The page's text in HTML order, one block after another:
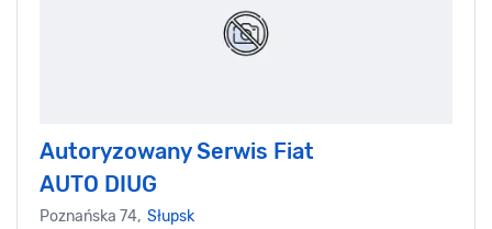
Autoryzowany Serwis Fiat
AUTO DIUG
Poznańska 74, Słupsk